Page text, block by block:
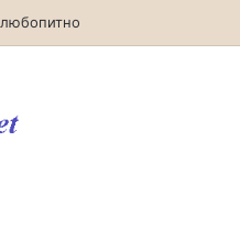
любопитно